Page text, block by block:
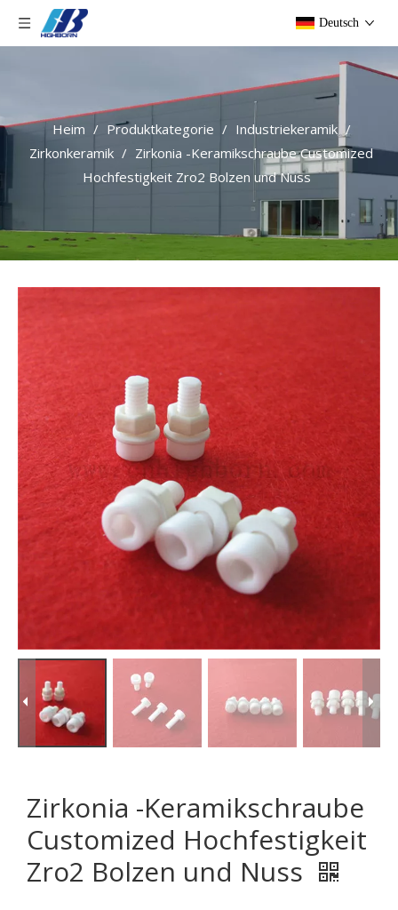
Deutsch
Heim / Produktkategorie / Industriekeramik /
Zirkonkeramik / Zirkonia -Keramikschraube Customized
Hochfestigkeit Zro2 Bolzen und Nuss
Zirkonia -Keramikschraube
Customized Hochfestigkeit
Zro2 Bolzen und Nuss